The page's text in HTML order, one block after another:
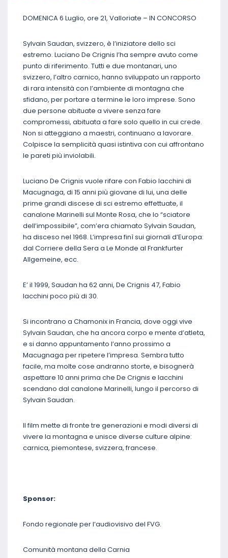
DOMENICA 6 Luglio, ore 21, Valloriate – IN CONCORSO
Sylvain Saudan, svizzero, è l’iniziatore dello sci
estremo. Luciano De Crignis l’ha sempre avuto come
punto di riferimento. Tutti e due montanari, uno
svizzero, l’altro carnico, hanno sviluppato un rapporto
di rara intensità con l’ambiente di montagna che
sfidano, per portare a termine le loro imprese. Sono
due persone abituate a vivere senza fare
compromessi, abituata a fare solo quello in cui crede.
Non si atteggiano a maestri, continuano a lavorare.
Colpisce la semplicità quasi istintiva con cui affrontano
le pareti più inviolabili.
Luciano De Crignis vuole rifare con Fabio Iacchini di
Macugnaga, di 15 anni più giovane di lui, una delle
prime grandi discese di sci estremo effettuate, il
canalone Marinelli sul Monte Rosa, che lo “sciatore
dell’impossibile”, com’era chiamato Sylvain Saudan,
ha disceso nel 1968. L’impresa finì sui giornali d’Europa:
dal Corriere della Sera a Le Monde al Frankfurter
Allgemeine, ecc.
E’ il 1999, Saudan ha 62 anni, De Crignis 47, Fabio
Iacchini poco più di 30.
Si incontrano a Chamonix in Francia, dove oggi vive
Sylvain Saudan, che ha ancora corpo e mente d’atleta,
e si danno appuntamento l’anno prossimo a
Macugnaga per ripetere l’impresa. Sembra tutto
facile, ma molte cose andranno storte, e bisognerà
aspettare 10 anni prima che De Crignis e Iacchini
scendano dal canalone Marinelli, lungo il percorso di
Sylvain Saudan.
Il film mette di fronte tre generazioni e modi diversi di
vivere la montagna e unisce diverse culture alpine:
carnica, piemontese, svizzera, francese.
Sponsor:
Fondo regionale per l’audiovisivo del FVG.
Comunità montana della Carnia